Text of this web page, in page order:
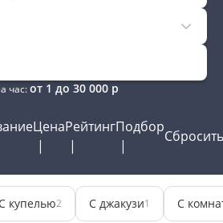
час:от 1 до 30 000р
ЦенаРейтингПодбор
Сбросить
С купелью2 С джакузи1 С